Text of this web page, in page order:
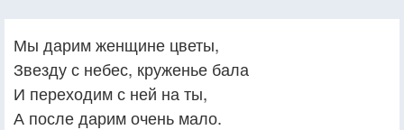
Мы дарим женщине цветы,
Звезду с небес, круженье бала
И переходим с ней на ты,
А после дарим очень мало.